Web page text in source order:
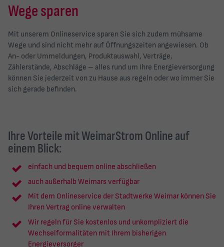
Wege sparen
Mit unserem Onlineservice sparen Sie sich zudem mühsame
Wege und sind nicht mehr auf Öffnungszeiten angewiesen. Ob
An- oder Ummeldungen, Produktauswahl, Verträge,
Zählerstände, Abschläge – alles rund um Ihre Energieversorgung
können Sie jederzeit von zu Hause aus regeln oder wo immer Sie
sich gerade befinden.
Ihre Vorteile mit WeimarStrom Online auf
einem Blick:
einfach und bequem online abschließen
auch außerhalb Weimars verfügbar
Mit dem Onlineservice der Stadtwerke Weimar können Sie
Ihren Vertrag online verwalten
Wir regeln für Sie kostenlos und unkompliziert die
Wechselformalitäten mit Ihrem bisherigen
Energieversorger